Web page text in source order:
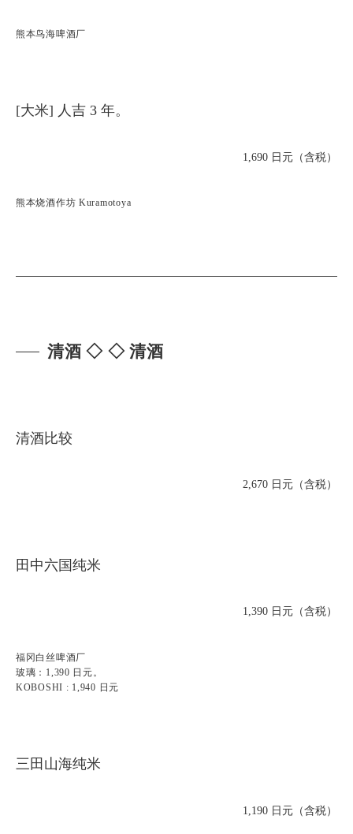
熊本鸟海啤酒厂
[大米] 人吉 3 年。
1,690 日元（含税）
熊本烧酒作坊 Kuramotoya
清酒 ◇ ◇ 清酒
清酒比较
2,670 日元（含税）
田中六国纯米
1,390 日元（含税）
福冈白丝啤酒厂
玻璃：1,390 日元。
KOBOSHI : 1,940 日元
三田山海纯米
1,190 日元（含税）